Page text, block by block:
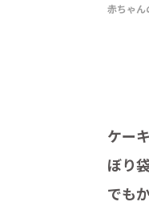
赤ちゃん
ケー
ぼり
でも